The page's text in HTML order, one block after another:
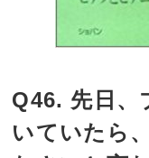
Q46. 先日、
いていたら